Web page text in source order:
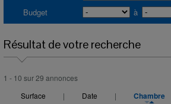
Budget
à
Résultat de votre recherche
1 - 10 sur 29 annonces
Surface
| Date | Chambre